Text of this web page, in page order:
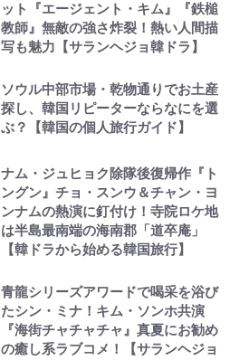
ット『エージェント・キム』『鉄槌
教師』無敵の強さ炸裂！熱い人間描
写も魅力【サランヘジョ韓ドラ】
ソウル中部市場・乾物通りでお土産
探し、韓国リピーターならなにを選
ぶ？【韓国の個人旅行ガイド】
ナム・ジュヒョク除隊後復帰作『ト
ングン』チョ・スンウ＆チャン・ヨ
ンナムの熱演に釘付け！寺院ロケ地
は半島最南端の海南郡「道卒庵」
【韓ドラから始める韓国旅行】
青龍シリーズアワードで喝采を浴び
たシン・ミナ！キム・ソンホ共演
『海街チャチャチャ』真夏にお勧め
の癒し系ラブコメ！【サランヘジョ